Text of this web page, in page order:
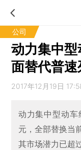
公司
动力集中
面替代普速
2017年12月19日
动力集中型动
元，全部替换当
其市场潜力已超